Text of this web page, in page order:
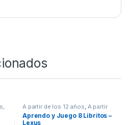
A partir de los 12 años A partir
de los 3 años A partir de los 5
años,A partir de los 7 años,A
partir de los 9 años
Aprendo y Juego 8 Libritos –
Lexus